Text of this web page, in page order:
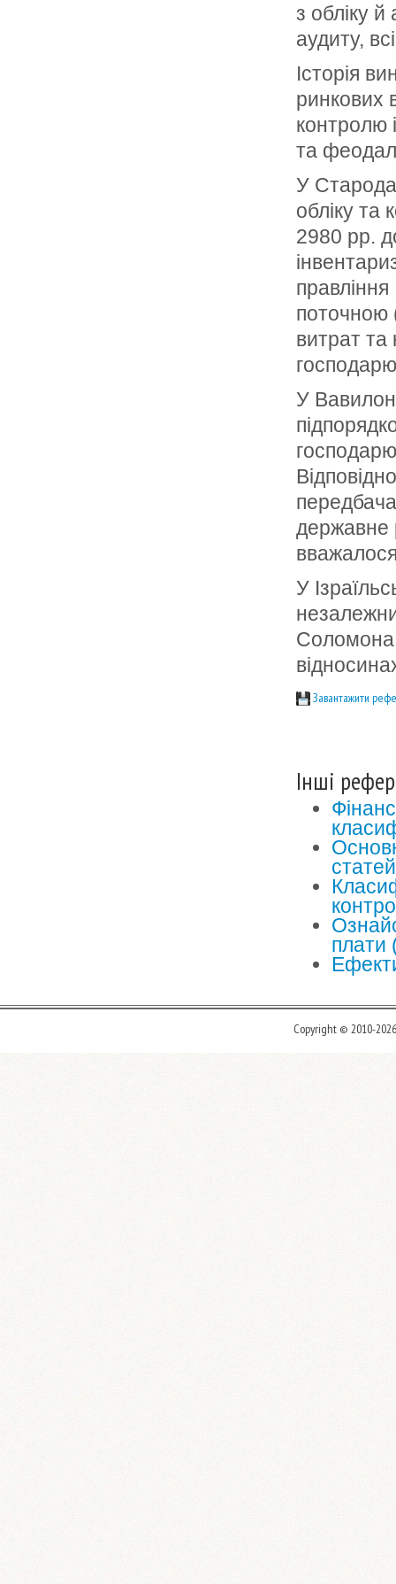
з обліку
аудиту,
Історія
ринкових
контролю
та
У
обліку та
2980 рр.
правління
поточною
витрат та
У
державне
У
Соломона
Завантажити
Інші
плати
Copyright © 2010-